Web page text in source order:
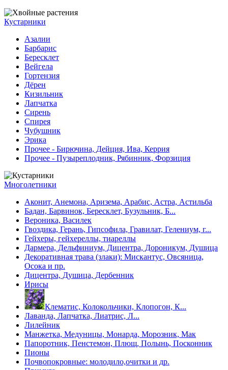
Кустарники
Азалии
Барбарис
Бересклет
Вейгела
Гортензия
Дёрен
Кизильник
Лапчатка
Сирень
Спирея
Чубушник
Эрика
Прочее - Бирючина, Дейция, Ива, Керрия
Прочее - Пузыреплодник, Рябинник, Форзиция
Многолетники
Аконит, Анемона, Аризема, Арабис, Астра, Астильба
Бадан, Барвинок, Бересклет, Бузульник, Б...
Вероника, Василек
Гвоздика, Герань, Гипсофила, Гравилат, Гелениум, г...
Гейхеры, гейхереллы, тиареллы
Дармера, Дельфиниум, Дицентра, Дороникум, Душица
Декоративная трава (злаки): Мискантус, Овсяница,
Осока и пр.
Дицентра, Душица, Дербенник
Ирисы
Клематис, Колокольчики, Клопогон, К...
Лаванда, Лапчатка, Лиатрис, Л...
Лилейник
Манжетка, Медуницы, Монарда, Морозник, Мак
Папоротник, Пенстемон, Плющ, Полынь, Посконник
Пионы
Почвопокровные: молодило,очитки и др.